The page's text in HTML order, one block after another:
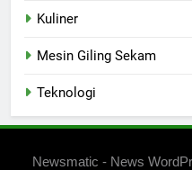
Kuliner
Mesin Giling Sekam
Teknologi
Newsmatic - News